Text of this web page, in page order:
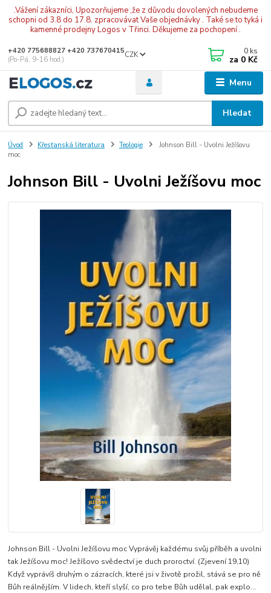
.Vážení zákazníci, Upozorňujeme ,že z důvodu dovolených nebudeme
schopni od 3.8 do 17.8. zpracovávat Vaše objednávky . Také se to tyká i
kamenné prodejny Logos v Třinci. Děkujeme za pochopení .
Menu
CZK
Hledat
+420 775688827 +420 737670415
(Po-Pá, 9-16 hod.)
0 ks
za 0 Kč
Úvod Křesťanská literatura Teologie
Johnson Bill - Uvolni Ježíšovu
moc
Johnson Bill - Uvolni Ježíšovu moc
Johnson Bill - Uvolni Ježíšovu moc Vyprávěj každému svůj příběh a uvolni
tak Ježíšovu moc! Ježíšovo svědectví je duch proroctví. (Zjevení 19,10)
Když vyprávíš druhým o zázracích, které jsi v životě prožil, stává se pro ně
Bůh reálnějším. V lidech, kteří slyší, co pro tebe Bůh udělal, pak explo...